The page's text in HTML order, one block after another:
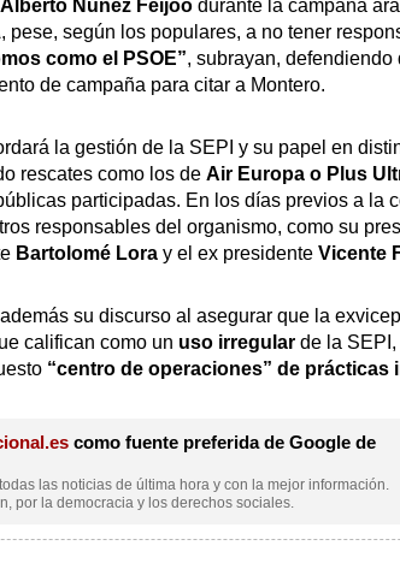
Alberto Núñez Feijóo durante la campaña
pese, según los populares, a no tener
como el PSOE”, subrayan,
de campaña para citar a Montero.
la gestión de la SEPI y su papel en
rescates como los de Air Europa o Plus
participadas. En los días previos a la
responsables del organismo, como su
Bartolomé Lora y el ex presidente Vicente
su discurso al asegurar que la
califican como un uso irregular de la
“centro de operaciones” de prácticas
como fuente preferida de Google de
las noticias de última hora y con la mejor información.
por la democracia y los derechos sociales.